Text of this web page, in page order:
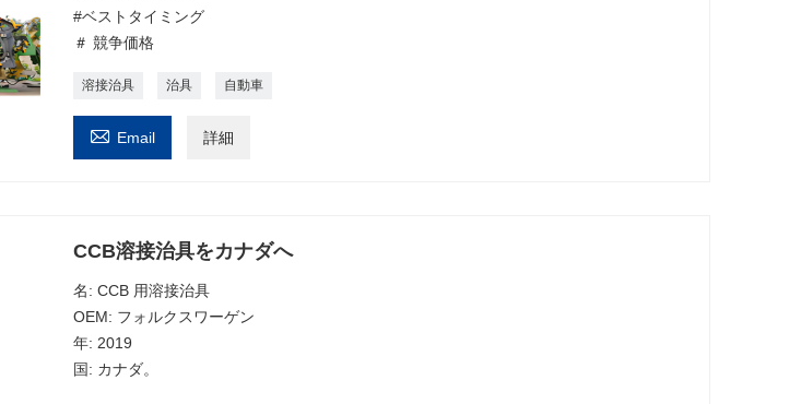
#ベストタイミング
＃ 競争価格
溶接治具 治具 自動車
 Email 詳細
CCB溶接治具をカナダへ
名: CCB 用溶接治具
OEM: フォルクスワーゲン
年: 2019
国: カナダ。